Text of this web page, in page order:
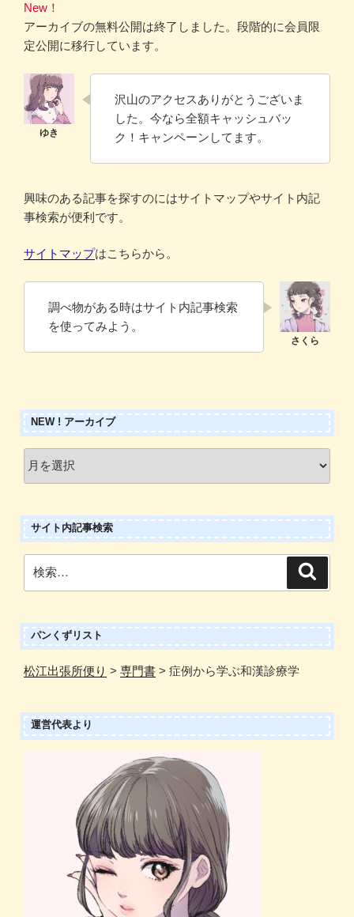
New！
アーカイブの無料公開は終了しました。段階的に会員限
定公開に移行しています。
沢山のアクセスありがとうございま
した。今なら全額キャッシュバッ
ク！キャンペーンしてます。
興味のある記事を探すのにはサイトマップやサイト内記
事検索が便利です。
サイトマップはこちらから。
調べ物がある時はサイト内記事検索
を使ってみよう。
NEW ! アーカイブ
ー
カ
イ
ブ
サイト内記事検索
索:
パンくずリスト
松江出張所便り > 専門書 > 症例から学ぶ和漢診療学
運営代表より